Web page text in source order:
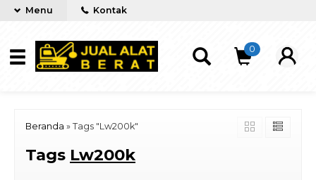
Menu Kontak
0
Beranda » Tags "Lw200k"
Tags Lw200k